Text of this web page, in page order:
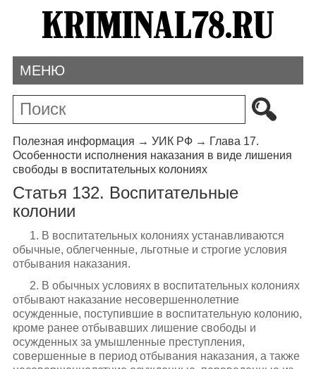
МЕНЮ
Полезная информация → УИК РФ→ Глава 17.
Особенности исполнения наказания в виде лишения
свободы в воспитательных колониях
Статья 132. Воспитательные
колонии
1. В воспитательных колониях устанавливаются
обычные, облегченные, льготные и строгие условия
отбывания наказания.
2. В обычных условиях в воспитательных колониях
отбывают наказание несовершеннолетние
осужденные, поступившие в воспитательную колонию,
кроме ранее отбывавших лишение свободы и
осужденных за умышленные преступления,
совершенные в период отбывания наказания, а также